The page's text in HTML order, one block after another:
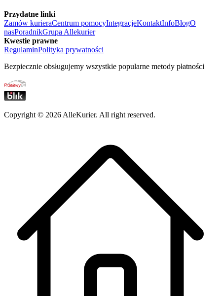
Przydatne linki
Zamów kurieraCentrum pomocyIntegracjeKontaktInfoBlogO
nasPoradnikGrupa Allekurier
Kwestie prawne
RegulaminPolityka prywatności
Bezpiecznie obsługujemy wszystkie popularne metody płatności
Copyright © 2026 AlleKurier. All right reserved.